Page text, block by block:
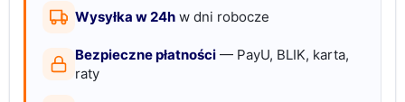
nierdzewna
Wysyłka w 24h w dni robocze
Bezpieczne płatności — PayU, BLIK, karta,
raty